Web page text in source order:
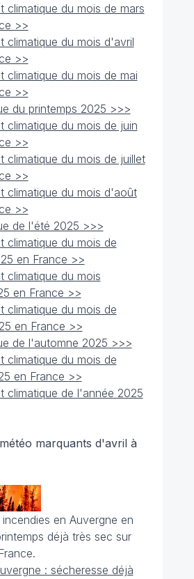
climatique du mois de mars
>>
climatique du mois d'avril
>>
climatique du mois de mai
>>
du printemps 2025 >>>
climatique du mois de juin
>>
climatique du mois de juillet
>>
climatique du mois d'août
>>
de l'été 2025 >>>
climatique du mois de
en France >>
climatique du mois
en France >>
climatique du mois de
en France >>
de l'automne 2025 >>>
climatique du mois de
en France >>
climatique de l'année 2025
marquants d'avril à
incendies en Auvergne en
déjà très sec sur
: sécheresse déjà